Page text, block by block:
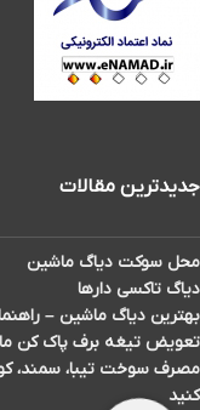
جدیدترین مقالات
محل سوکت دیاگ ماشین
دیاگ تاکسی دارها
بهترین دیاگ ماشین –
تعویض تیغه برف پاک کن ماشین پراید، ۲۰۶ و
مصرف سوخت تیبا، سمند،
کنید